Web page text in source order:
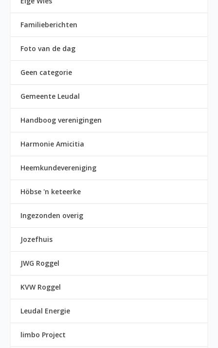
Familieberichten
Foto van de dag
Geen categorie
Gemeente Leudal
Handboog verenigingen
Harmonie Amicitia
Heemkundevereniging
Höbse 'n keteerke
Ingezonden overig
Jozefhuis
JWG Roggel
KVW Roggel
Leudal Energie
limbo Project